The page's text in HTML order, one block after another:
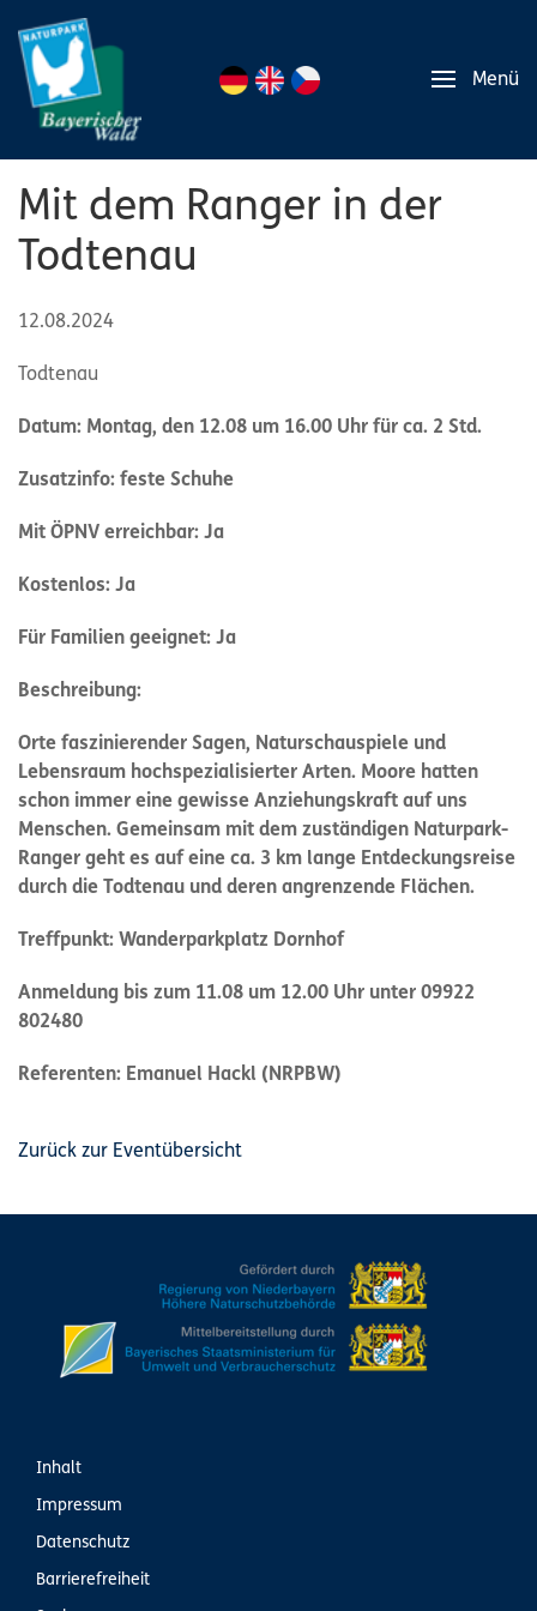
Menü
Mit dem Ranger in der
Todtenau
12.08.2024
Todtenau
Datum: Montag, den 12.08 um 16.00 Uhr für ca. 2 Std.
Zusatzinfo: feste Schuhe
Mit ÖPNV erreichbar: Ja
Kostenlos: Ja
Für Familien geeignet: Ja
Beschreibung:
Orte faszinierender Sagen, Naturschauspiele und
Lebensraum hochspezialisierter Arten. Moore hatten
schon immer eine gewisse Anziehungskraft auf uns
Menschen. Gemeinsam mit dem zuständigen Naturpark-
Ranger geht es auf eine ca. 3 km lange Entdeckungsreise
durch die Todtenau und deren angrenzende Flächen.
Treffpunkt: Wanderparkplatz Dornhof
Anmeldung bis zum 11.08 um 12.00 Uhr unter 09922
802480
Referenten: Emanuel Hackl (NRPBW)
Zurück zur Eventübersicht
Inhalt
Impressum
Datenschutz
Barrierefreiheit